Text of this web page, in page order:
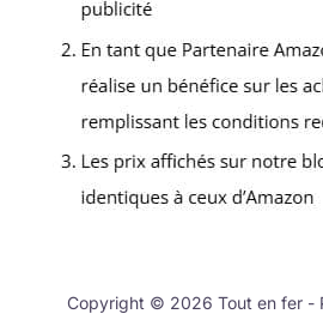
Copyright © 2026 Tout en fer -